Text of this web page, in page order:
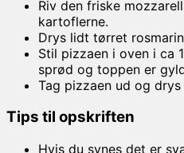
Riv den friske
kartoflerne.
Drys lidt tørret
Stil pizzaen i oven i ca
sprød og toppen er
Tag pizzaen ud og
Tips til opskriften
Hvis du synes det er